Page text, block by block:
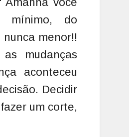
do
menor!!
mudanças
aconteceu
Decidir
um corte,